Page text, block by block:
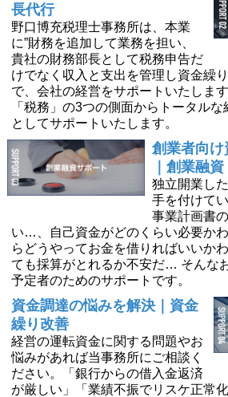
長代行
野口博充税理士事務所は、本業
に”財務を追加して業務を担い、
貴社の財務部長として税務申告だ
けでなく収入と支出を管理し資金繰
で、会社の経営をサポートいたしま
「税務」の3つの側面からトータル
としてサポートいたします。
創業者向け
｜創業融資
独立開業し
手を付けて
事業計画書
い…、自己資金がどのくらい必要か
らどうやってお金を借りればいいか
ても採算がとれるか不安だ… そんな
予定者のためのサポートです。
資金調達の悩みを解決｜資金
繰り改善
経営の運転資金に関する問題やお
悩みがあれば当事務所にご相談く
ださい。「銀行からの借入金返済
が厳しい」「業績不振でリスケ正常